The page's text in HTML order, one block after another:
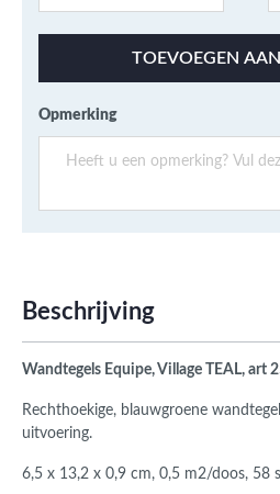
TOEVOEGEN
Opmerking
Beschrijving
Wandtegels Equipe, Village TEAL, art
Rechthoekige, blauwgroene
uitvoering.
6,5 x 13,2 x 0,9 cm, 0,5 m2/doos, 58